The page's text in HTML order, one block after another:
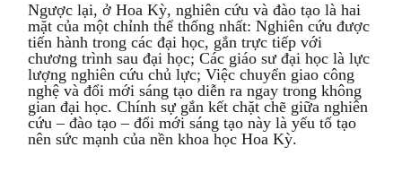
Ngược lại, ở Hoa Kỳ, nghiên cứu và đào tạo là hai
mặt của một chỉnh thể thống nhất: Nghiên cứu được
tiến hành trong các đại học, gắn trực tiếp với
chương trình sau đại học; Các giáo sư đại học là lực
lượng nghiên cứu chủ lực; Việc chuyển giao công
nghệ và đổi mới sáng tạo diễn ra ngay trong không
gian đại học. Chính sự gắn kết chặt chẽ giữa nghiên
cứu – đào tạo – đổi mới sáng tạo này là yếu tố tạo
nên sức mạnh của nền khoa học Hoa Kỳ.